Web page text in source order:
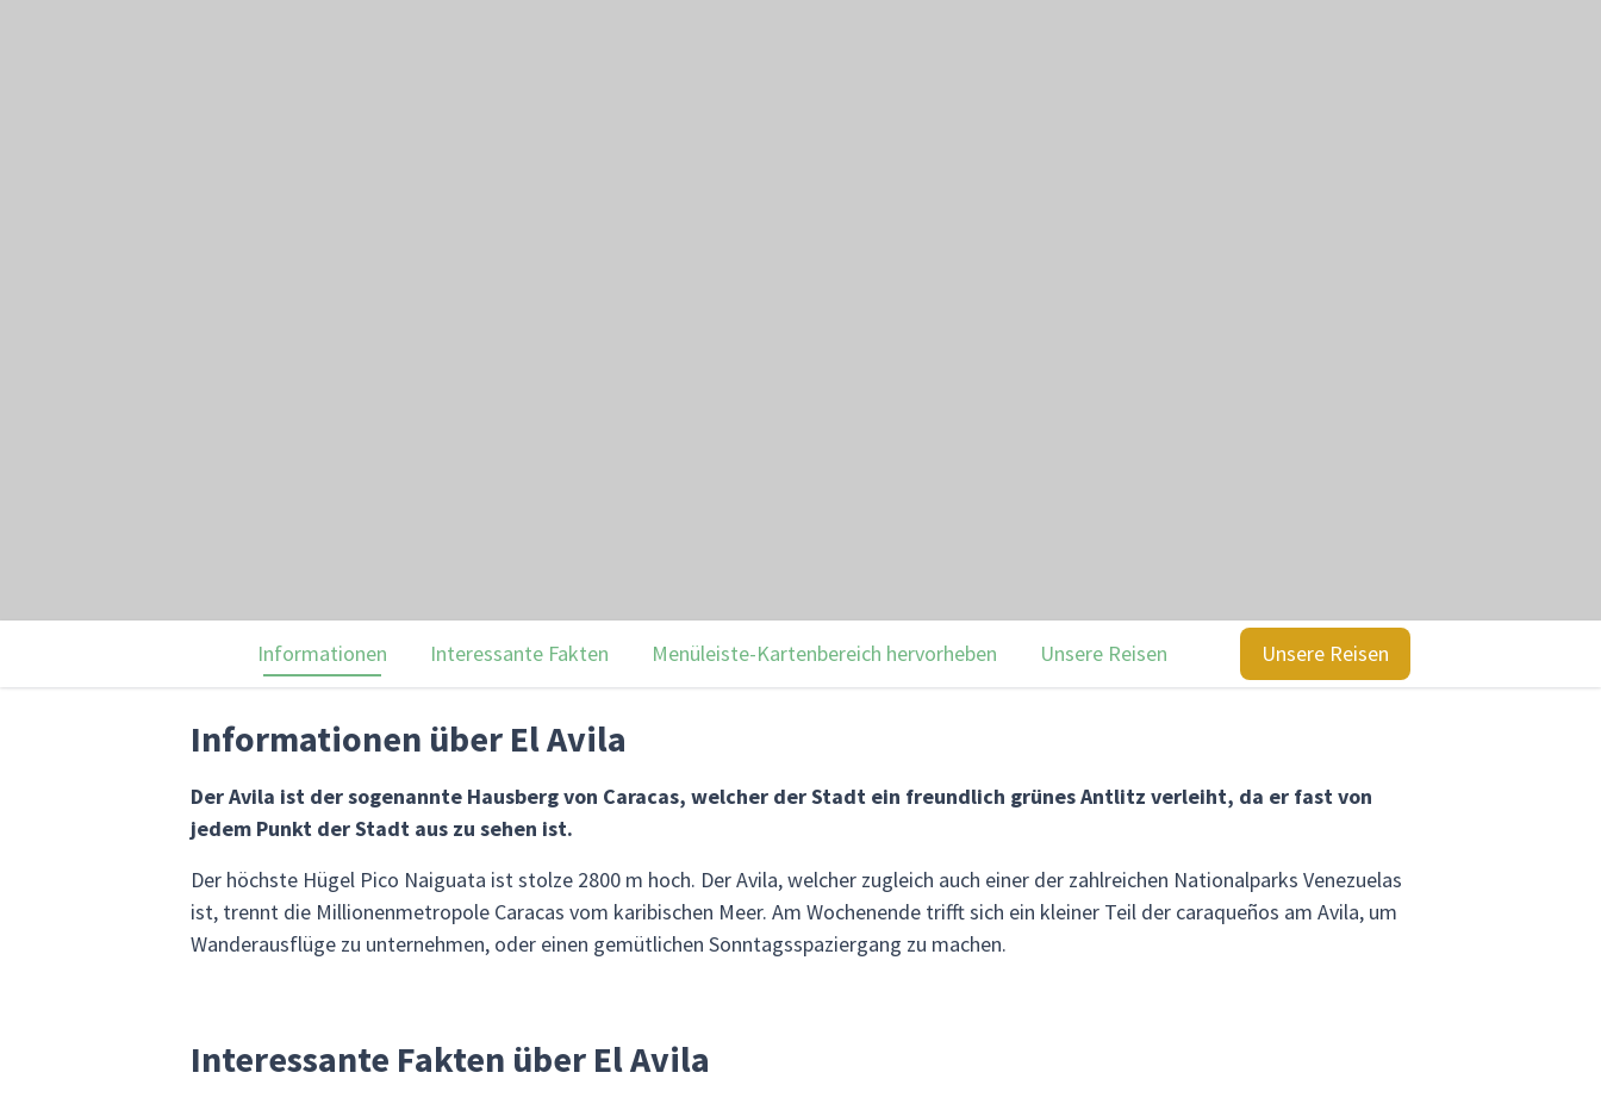
Informationen Interessante Fakten Menüleiste-Kartenbereich hervorheben Unsere Reisen Unsere Reisen
Informationen über El Avila
Der Avila ist der sogenannte Hausberg von Caracas, welcher der Stadt ein freundlich grünes Antlitz verleiht, da er fast von
jedem Punkt der Stadt aus zu sehen ist.
Der höchste Hügel Pico Naiguata ist stolze 2800 m hoch. Der Avila, welcher zugleich auch einer der zahlreichen Nationalparks Venezuelas
ist, trennt die Millionenmetropole Caracas vom karibischen Meer. Am Wochenende trifft sich ein kleiner Teil der caraqueños am Avila, um
Wanderausflüge zu unternehmen, oder einen gemütlichen Sonntagsspaziergang zu machen.
Interessante Fakten über El Avila